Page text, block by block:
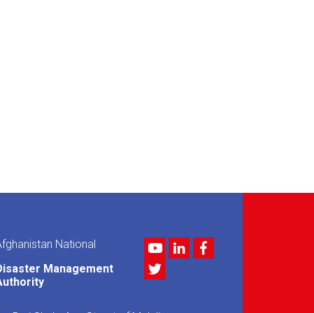
National
Management
YoutubeLinkedInFacebook
Twitter